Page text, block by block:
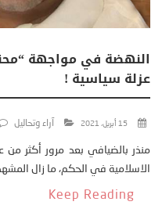
النهضة في مواجهة
عزلة سياسية !
15 أبريل، 2021 آراء وتحاليل
منذر بالضيافي بعد مرور أكثر
الاسلامية في الحكم، ما زال
Keep Reading